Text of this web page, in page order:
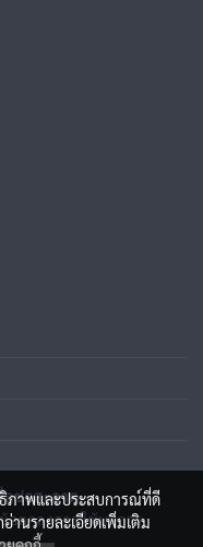
ช่อสะอาด
อตกลงการใช้บริการ
ธิภาพและประสบการณ์ที่ดี
านรายละเอียดเพิ่มเติม